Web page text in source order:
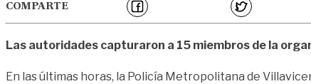
COMPARTE
Las autoridades capturaron a 15 miembros de la
En las últimas horas, la Policía Metropolitana de